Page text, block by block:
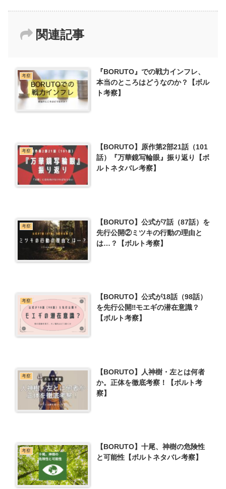
関連記事
考察
『BORUTO』での戦力インフレ、
本当のところはどうなのか？【ボル
ト考察】
考察
【BORUTO】原作第2部21話（101
話）『万華鏡写輪眼』振り返り【ボ
ルトネタバレ考察】
考察
【BORUTO】公式が7話（87話）を
先行公開②ミツキの行動の理由と
は…？【ボルト考察】
考察
【BORUTO】公式が18話（98話）
を先行公開‼モエギの潜在意識？
【ボルト考察】
考察
【BORUTO】人神樹・左とは何者
か。正体を徹底考察！【ボルト考
察】
考察
【BORUTO】十尾、神樹の危険性
と可能性【ボルトネタバレ考察】